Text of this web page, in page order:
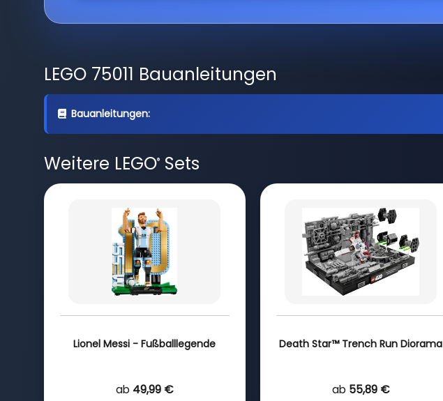
LEGO 75011 Bauanleitungen
Bauanleitungen:
Weitere LEGO®Sets
Lionel Messi - Fußballlegende
ab 49,99 €
Death Star™ Trench Run Diorama
ab 55,89 €